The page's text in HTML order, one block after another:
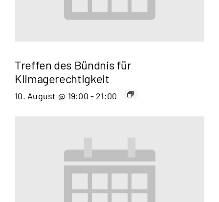
Treffen des Bündnis für
Klimagerechtigkeit
10. August @ 19:00 - 21:00